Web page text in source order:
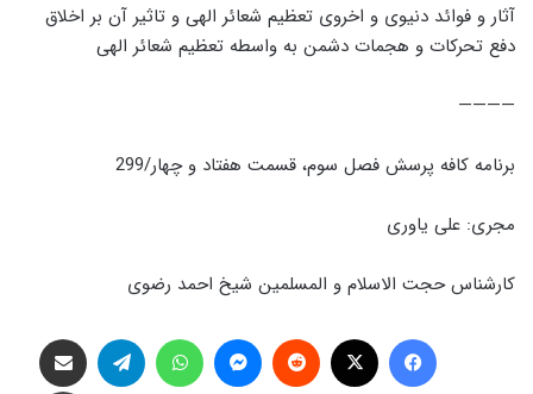
آثار و فوائد دنیوی و اخروی تعظیم شعائر الهی و تاثیر آن بر اخلاق
دفع تحرکات و هجمات دشمن به واسطه تعظیم شعائر الهی
————
برنامه کافه پرسش فصل سوم، قسمت هفتاد و چهار/299
مجری: علی یاوری
کارشناس حجت الاسلام و المسلمین شیخ احمد رضوی
فیس بوک
‫رددیت پیام رسان واتس آپ تلگرام